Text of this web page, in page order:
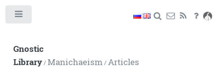
Gnostic
Library/Manichaeism/Articles